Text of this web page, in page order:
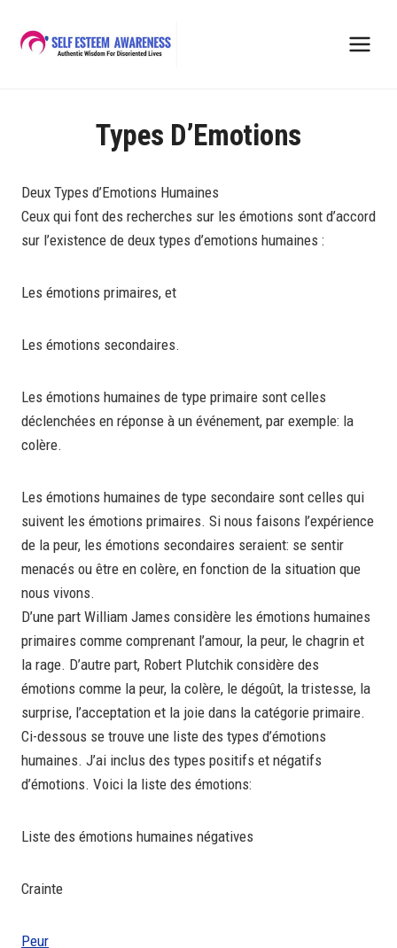
content
Types D’Emotions
Deux Types d’Emotions Humaines
Ceux qui font des recherches sur les émotions sont d’accord
sur l’existence de deux types d’emotions humaines :
Les émotions primaires, et
Les émotions secondaires.
Les émotions humaines de type primaire sont celles
déclenchées en réponse à un événement, par exemple: la
colère.
Les émotions humaines de type secondaire sont celles qui
suivent les émotions primaires. Si nous faisons l’expérience
de la peur, les émotions secondaires seraient: se sentir
menacés ou être en colère, en fonction de la situation que
nous vivons.
D’une part William James considère les émotions humaines
primaires comme comprenant l’amour, la peur, le chagrin et
la rage. D’autre part, Robert Plutchik considère des
émotions comme la peur, la colère, le dégoût, la tristesse, la
surprise, l’acceptation et la joie dans la catégorie primaire.
Ci-dessous se trouve une liste des types d’émotions
humaines. J’ai inclus des types positifs et négatifs
d’émotions. Voici la liste des émotions:
Liste des émotions humaines négatives
Crainte
Peur